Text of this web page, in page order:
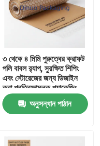
৩ থেকে ৪ মিমি পুরুত্বের ক্রাফট
পলি বাবল র‍্যাপ, সুরক্ষিত শিপিং
এবং স্টোরেজের জন্য ডিজাইন
করা প্রতিরক্ষামূলক প্যাকেজিং
উপাদান
অনুসন্ধান পাঠান